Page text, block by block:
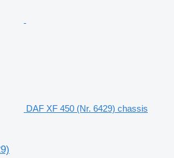
DAF XF 450 (Nr. 6429) chassis